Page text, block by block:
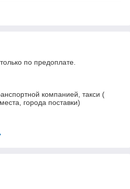
по предоплате.
компанией, такси (
города поставки)